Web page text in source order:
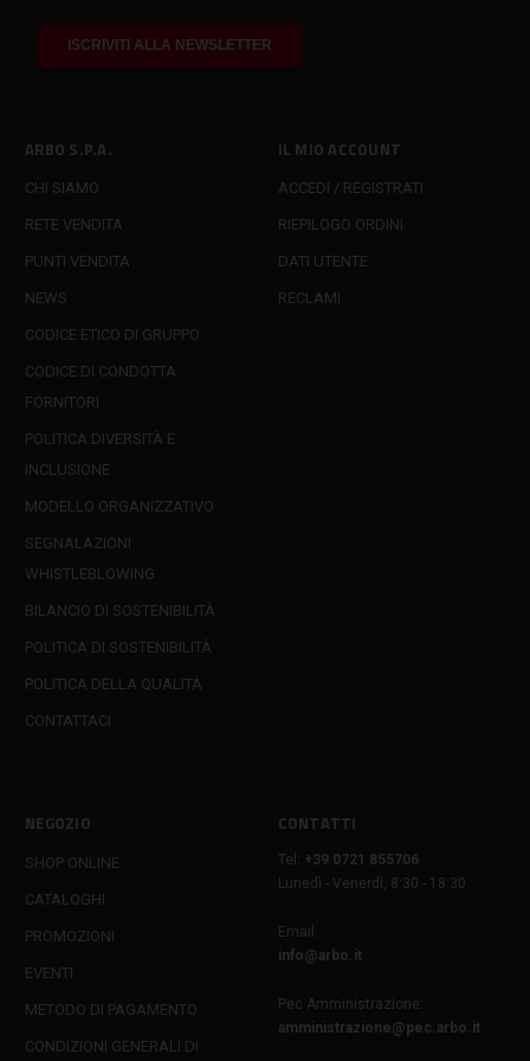
ARBO S.P.A.
CHI SIAMO
RETE VENDITA
PUNTI VENDITA
NEWS
CODICE ETICO DI GRUPPO
CODICE DI CONDOTTA
FORNITORI
POLITICA DIVERSITÀ E
INCLUSIONE
MODELLO ORGANIZZATIVO
SEGNALAZIONI
WHISTLEBLOWING
BILANCIO DI SOSTENIBILITÀ
POLITICA DI SOSTENIBILITÀ
POLITICA DELLA QUALITÀ
CONTATTACI
IL MIO ACCOUNT
ACCEDI / REGISTRATI
RIEPILOGO ORDINI
DATI UTENTE
RECLAMI
NEGOZIO
SHOP ONLINE
CATALOGHI
PROMOZIONI
EVENTI
METODO DI PAGAMENTO
CONDIZIONI GENERALI DI
CONTATTI
Tel:
+39 0721 855706
Lunedì - Venerdì, 8:30 - 18:30
Email:
info@arbo.it
Pec Amministrazione:
amministrazione@pec.arbo.it